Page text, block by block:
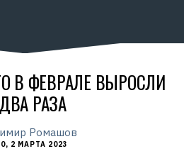
В ФЕВРАЛЕ ВЫРОСЛИ
РАЗА
Ромашов
2 МАРТА 2023